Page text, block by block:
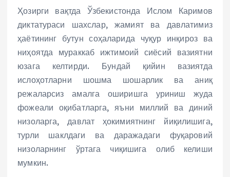
Ҳозирги вақтда Ўзбекистонда Ислом Каримов
диктатураси шахслар, жамият ва давлатимиз
ҳаётининг бутун соҳаларида чуқур инқироз ва
ниҳоятда мураккаб ижтимоий сиёсий вазиятни
юзага келтирди. Бундай қийин вазиятда
ислоҳотларни шошма шошарлик ва аниқ
режаларсиз амалга оширишга уриниш жуда
фожеали оқибатларга, яъни миллий ва диний
низоларга, давлат ҳокимиятнинг йиқилишига,
турли шаклдаги ва даражадаги фуқаровий
низоларнинг ўртага чиқишига олиб келиши
мумкин.